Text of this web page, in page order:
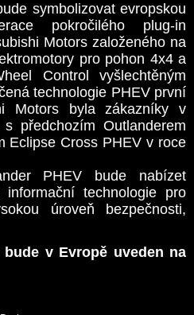
symbolizovat evropskou
pokročilého plug-in
Motors založeného na
pro pohon 4x4 a
Control vyšlechtěným
technologie PHEV první
Motors byla zákazníky v
předchozím Outlanderem
Eclipse Cross PHEV v roce
PHEV bude nabízet
technologie pro
úroveň bezpečnosti,
bude v Evropě uveden na